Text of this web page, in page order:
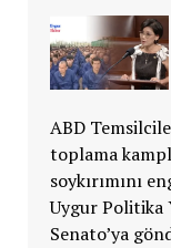
ABD
toplama
soykırımını
Uygur Politika
Senato’ya